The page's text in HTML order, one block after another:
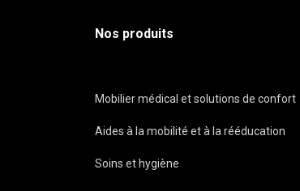
Nos produits
Mobilier médical et solutions de confort
Aides à la mobilité et à la rééducation
Soins et hygiène